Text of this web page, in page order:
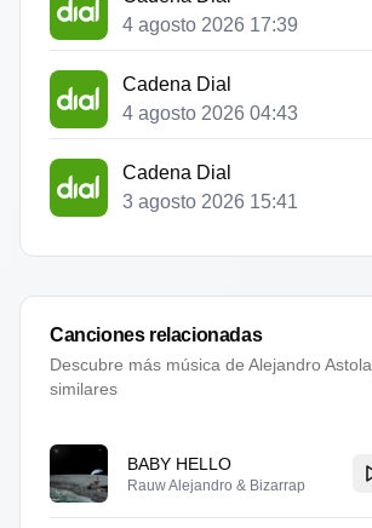
4 agosto 2026 17:39
Cadena Dial
4 agosto 2026 04:43
Cadena Dial
3 agosto 2026 15:41
Canciones relacionadas
Descubre más música de Alejandro Astola
similares
BABY HELLO
Rauw Alejandro & Bizarrap